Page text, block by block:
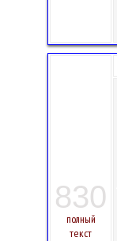
830
полный
текст